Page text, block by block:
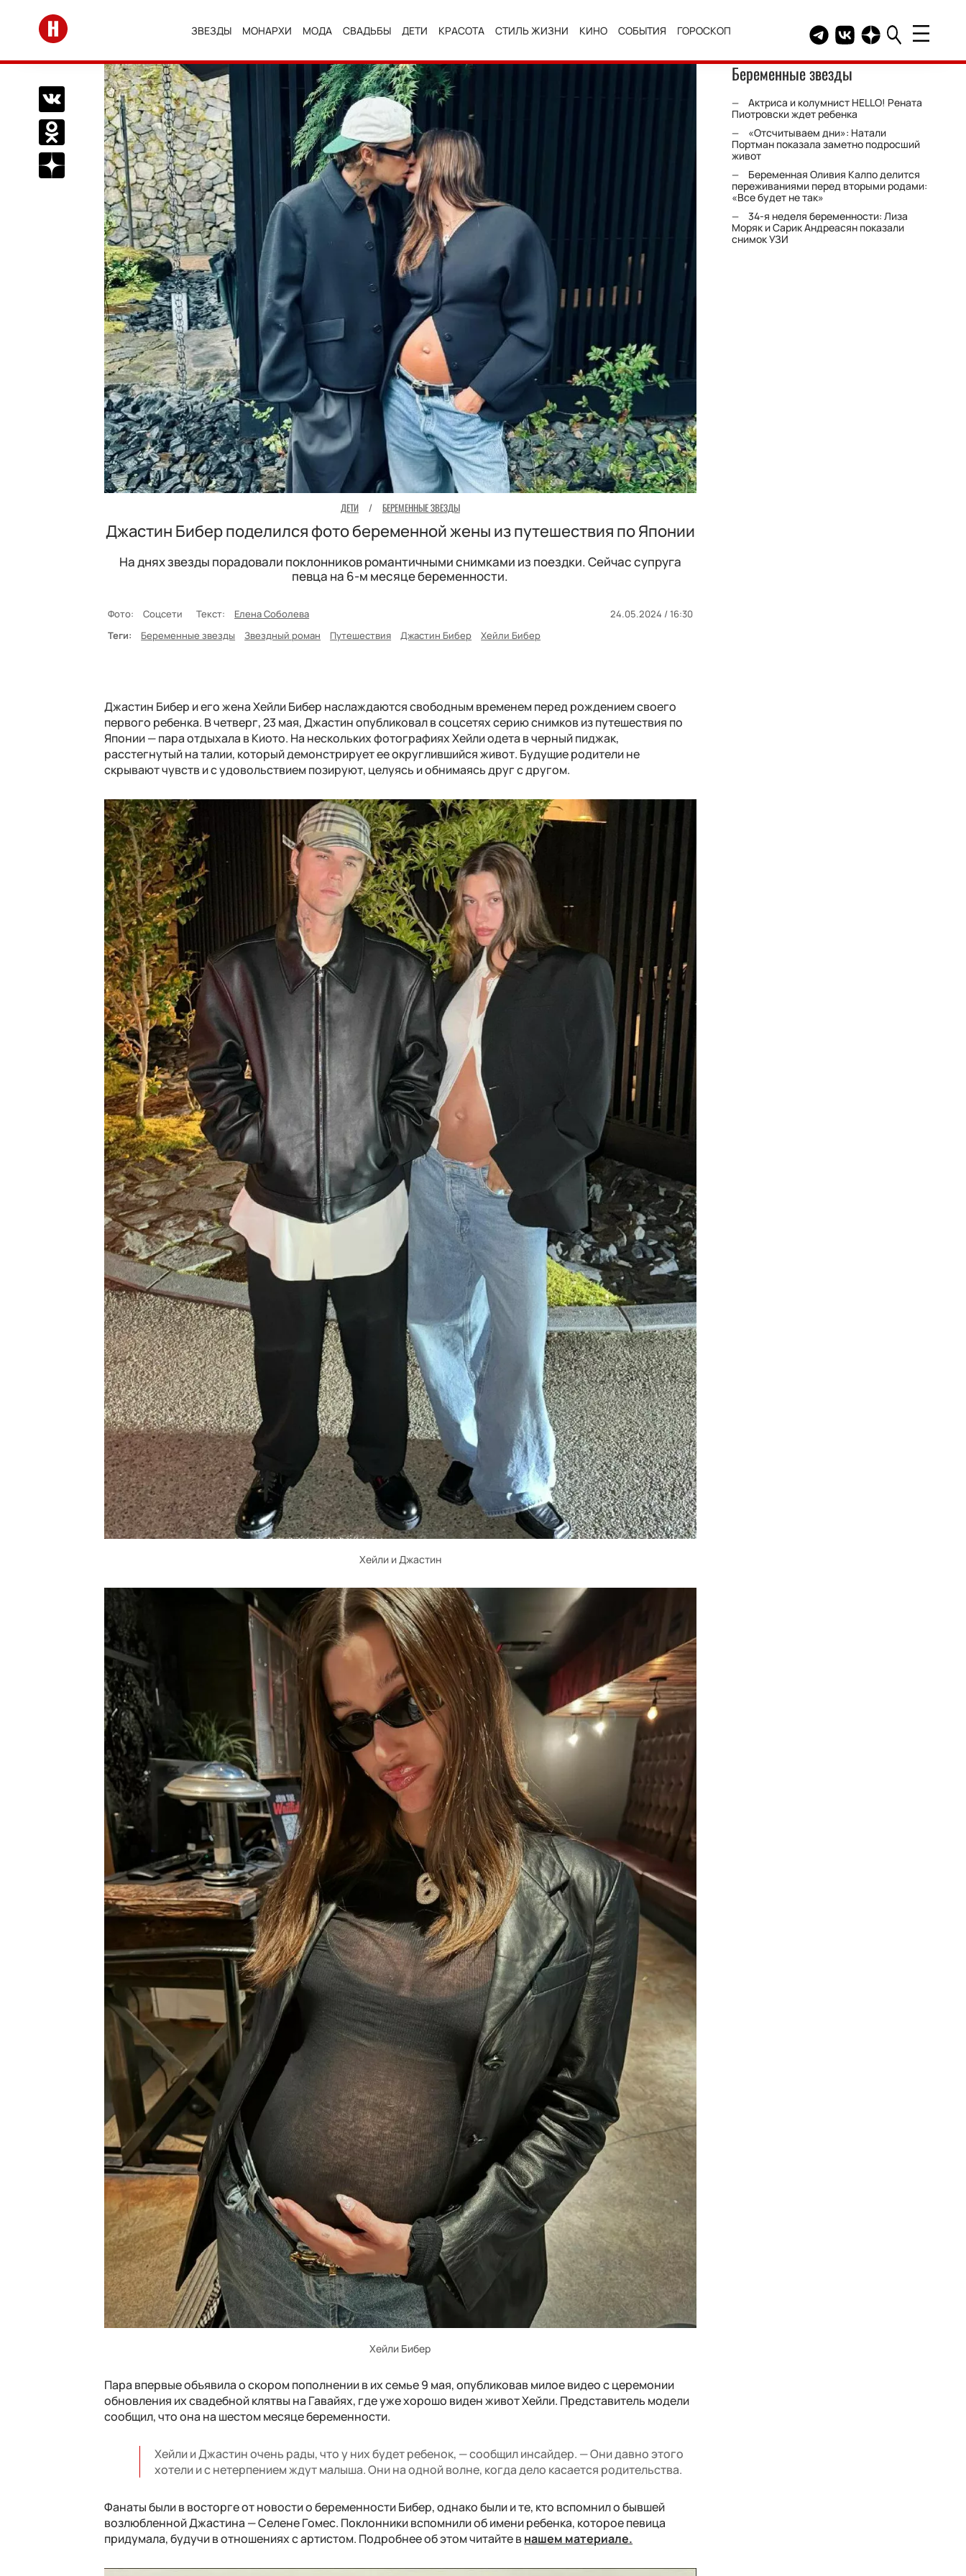
Перейти на главную
ЗВЕЗДЫ МОНАРХИ МОДА СВАДЬБЫ ДЕТИ КРАСОТА СТИЛЬ ЖИЗНИ КИНО СОБЫТИЯ ГОРОСКОП Telegram канал HELLO
Группа HELLO
Канал HELLO в
Поделиться Вконтакте
Поделиться в Одноклассниках
Подписаться на нас в Дзен
ДЕТИ / БЕРЕМЕННЫЕ ЗВЕЗДЫ
Джастин Бибер поделился фото беременной жены из путешествия по Японии
На днях звезды порадовали поклонников романтичными снимками из поездки. Сейчас супруга
певца на 6-м месяце беременности.
Фото: Соцсети Текст: Елена Соболева
24.05.2024 / 16:30
Теги:
Беременные звезды Звездный роман Путешествия Джастин Бибер Хейли Бибер
Джастин Бибер и его жена Хейли Бибер наслаждаются свободным временем перед рождением своего
первого ребенка. В четверг, 23 мая, Джастин опубликовал в соцсетях серию снимков из путешествия по
Японии — пара отдыхала в Киото. На нескольких фотографиях Хейли одета в черный пиджак,
расстегнутый на талии, который демонстрирует ее округлившийся живот. Будущие родители не
скрывают чувств и с удовольствием позируют, целуясь и обнимаясь друг с другом.
Хейли и Джастин
Хейли Бибер
Пара впервые объявила о скором пополнении в их семье 9 мая, опубликовав милое видео с церемонии
обновления их свадебной клятвы на Гавайях, где уже хорошо виден живот Хейли. Представитель модели
сообщил, что она на шестом месяце беременности.
Хейли и Джастин очень рады, что у них будет ребенок, — сообщил инсайдер. — Они давно этого
хотели и с нетерпением ждут малыша. Они на одной волне, когда дело касается родительства.
Фанаты были в восторге от новости о беременности Бибер, однако были и те, кто вспомнил о бывшей
возлюбленной Джастина — Селене Гомес. Поклонники вспомнили об имени ребенка, которое певица
придумала, будучи в отношениях с артистом. Подробнее об этом читайте внашем материале.
Беременные звезды
Актриса и колумнист HELLO! Рената
Пиотровски ждет ребенка
«Отсчитываем дни»: Натали
Портман показала заметно подросший
живот
Беременная Оливия Калпо делится
переживаниями перед вторыми родами:
«Все будет не так»
34-я неделя беременности: Лиза
Моряк и Сарик Андреасян показали
снимок УЗИ